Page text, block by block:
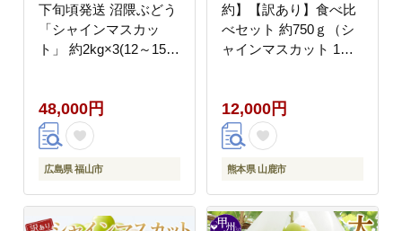
下旬頃発送 沼隈ぶどう
「シャインマスカッ
ト」 約2kg×3(12～15
グリーンセンター ぶど
う ブドウ 葡萄 種なし
大粒 マスカット
[BAEV012]
48,000円
広島県 福山市
約】【訳あり】食べ比
べセット 約750ｇ（シ
ャインマスカット 1房
会社 社方園】 [ZBZ024]
12,000円
熊本県 山鹿市